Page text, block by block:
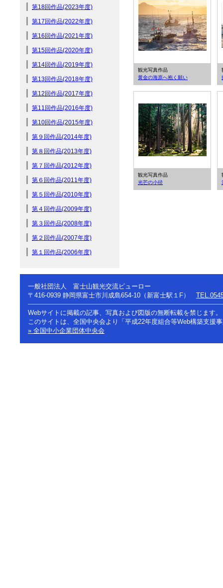
第18回作品(2023年度)
第17回作品(2022年度)
第16回作品(2021年度)
第15回作品(2020年度)
第14回作品(2019年度)
第13回作品(2018年度)
第12回作品(2017年度)
第11回作品(2016年度)
第10回作品(2015年度)
第９回作品(2014年度)
第８回作品(2013年度)
第７回作品(2012年度)
第６回作品(2011年度)
第５回作品(2010年度)
第４回作品(2009年度)
第３回作品(2008年度)
第２回作品(2007年度)
第１回作品(2006年度)
観光写真作品
黄金の海原へ抱く願い
観光写真作品
光芒の小径
一般社団法人 富士山観光交流ビューロー
〒416-0939 静岡県富士市川成島654-10（新富士駅１F）
Webサイトに掲載の記事、写真および図版の無断転載を禁じます。
このサイトは、全国中央会より「平成22年度組合等Web構築支援
» 全国中小企業団体中央会